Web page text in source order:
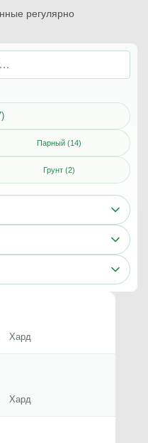
регулярно
Парный (14)
Грунт (2)
Хард
Хард